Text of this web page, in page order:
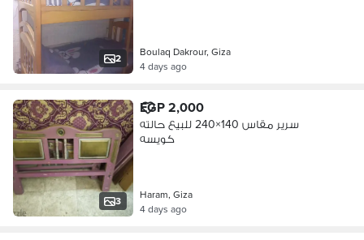
2
Boulaq Dakrour, Giza
4 days ago
3
EGP 2,000
سرير مقاس 140×240 للبيع حالته
كويسه
Haram, Giza
4 days ago